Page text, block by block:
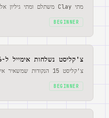
מתי Clay משתלם ומתי גיליון אלקטרוני מספיק
BEGINNER
צ'קליסט נשלחות אימייל ל-2026
צ'קליסט 15 הנקודות שמשאיר אימייל קר מחוץ לספאם
BEGINNER